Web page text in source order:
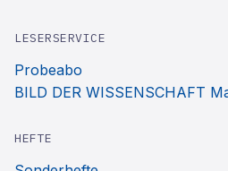
LESERSERVICE
Probeabo
BILD DER WISSENSCHAFT
HEFTE